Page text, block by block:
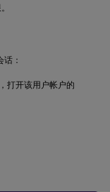
：
打开该用户帐户的